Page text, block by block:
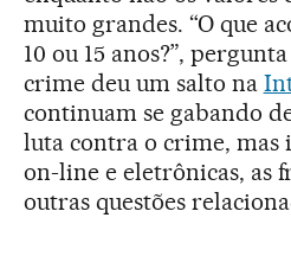
muito grandes. “O que
10 ou 15 anos?”,
crime deu um salto na
continuam se gabando
luta contra o crime, mas
on-line e eletrônicas, as
outras questões